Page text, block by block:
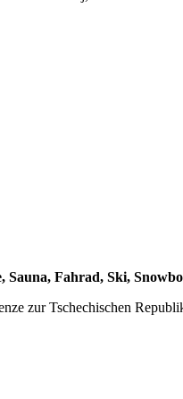
Sauna, Fahrad, Ski,
zur Tschechischen